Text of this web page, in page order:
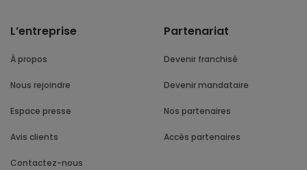
L’entreprise
À propos
Nous rejoindre
Espace presse
Avis clients
Contactez-nous
Partenariat
Devenir franchisé
Devenir mandataire
Nos partenaires
Accès partenaires